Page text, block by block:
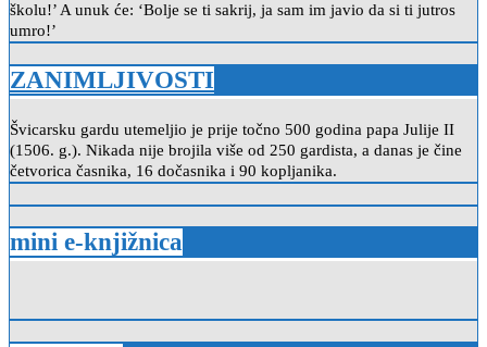
školu!’ A unuk će: ‘Bolje se ti sakrij, ja sam im javio da si ti jutros
umro!’
ZANIMLJIVOSTI
Švicarsku gardu utemeljio je prije točno 500 godina papa Julije II
(1506. g.). Nikada nije brojila više od 250 gardista, a danas je čine
četvorica časnika, 16 dočasnika i 90 kopljanika.
mini e-knjižnica